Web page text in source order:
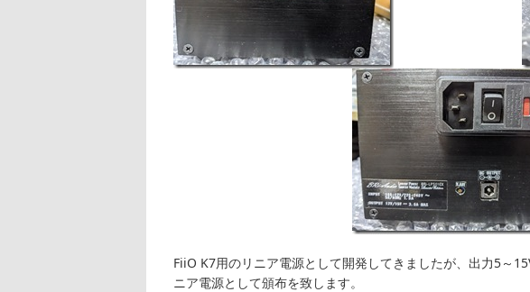
FiiO K7用のリニア電源として開発してきましたが、出力5～
ニア電源として頒布を致します。